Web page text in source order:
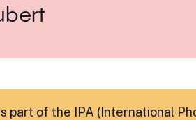
part of the IPA (International